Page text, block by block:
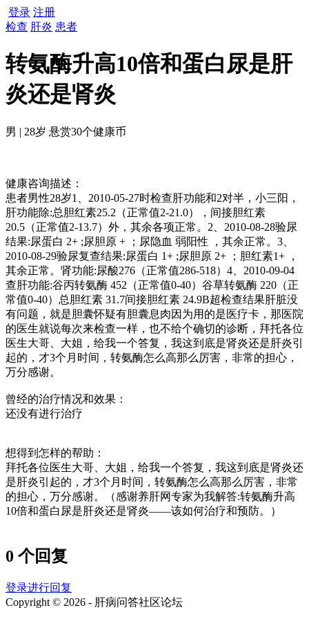
登录 注册
检查 肝炎 患者
转氨酶升高10倍和蛋白尿是肝
炎还是肾炎
男 | 28岁 悬赏30个健康币
健康咨询描述：
患者男性28岁1、2010-05-27时检查肝功能和2对半，小三阳，
肝功能除:总胆红素25.2（正常值2-21.0），间接胆红素
20.5（正常值2-13.7）外，其余各项正常。2、2010-08-28验尿
结果:尿蛋白 2+ ;尿胆原 + ；尿隐血 弱阳性 ，其余正常。3、
2010-08-29验尿复查结果:尿蛋白 1+ ;尿胆原 2+ ；胆红素1+ ，
其余正常。肾功能:尿酸276（正常值286-518）4、2010-09-04
查肝功能:谷丙转氨酶 452（正常值0-40）谷草转氨酶 220（正
常值0-40）总胆红素 31.7间接胆红素 24.9B超检查结果肝脏没
有问题，就是胆囊怀疑有胆囊息肉因为用的是医疗卡，那医院
的医生就说每次来检查一样，也不给个确切的诊断，拜托各位
医生大哥、大姐，给我一个答复，我这到底是肾炎还是肝炎引
起的，才3个月时间，转氨酶怎么高那么厉害，非常的担心，
万分感谢。
曾经的治疗情况和效果：
还没有进行治疗
想得到怎样的帮助：
拜托各位医生大哥、大姐，给我一个答复，我这到底是肾炎还
是肝炎引起的，才3个月时间，转氨酶怎么高那么厉害，非常
的担心，万分感谢。（感谢养肝网专家为我解答:转氨酶升高
10倍和蛋白尿是肝炎还是肾炎——该如何治疗和预防。）
0 个回复
登录进行回复
Copyright © 2026 - 肝病问答社区论坛